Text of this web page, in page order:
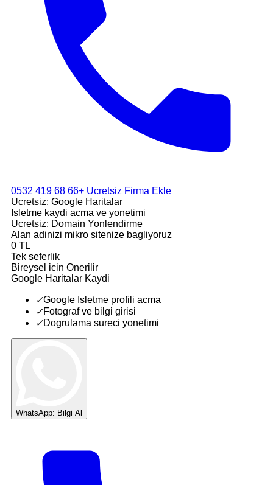
0532 419 68 66+ Ucretsiz Firma Ekle
Ucretsiz: Google Haritalar
Isletme kaydi acma ve yonetimi
Ucretsiz: Domain Yonlendirme
Alan adinizi mikro sitenize bagliyoruz
0 TL
Tek seferlik
Bireysel icin Onerilir
Google Haritalar Kaydi
✓Google Isletme profili acma
✓Fotograf ve bilgi girisi
✓Dogrulama sureci yonetimi
WhatsApp: Bilgi Al